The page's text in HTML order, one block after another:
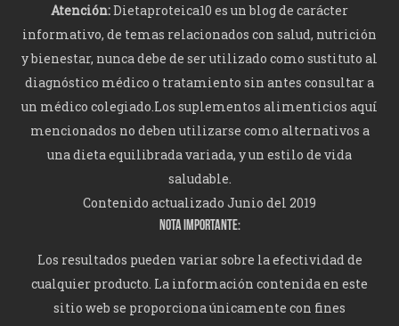
Atención:Dietaproteica10 es un blog de carácter
informativo, de temas relacionados con salud, nutrición
y bienestar, nunca debe de ser utilizado como sustituto al
diagnóstico médico o tratamiento sin antes consultar a
un médico colegiado.Los suplementos alimenticios aquí
mencionados no deben utilizarse como alternativos a
una dieta equilibrada variada, y un estilo de vida
saludable.
Contenido actualizado Junio del 2019
NOTA IMPORTANTE:
Los resultados pueden variar sobre la efectividad de
cualquier producto. La información contenida en este
sitio web se proporciona únicamente con fines